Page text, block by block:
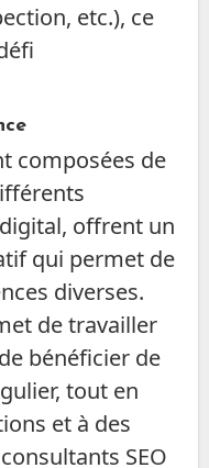
etc.), ce
composées de
offrent un
qui permet de
diverses.
de travailler
bénéficier de
tout en
et à des
SEO